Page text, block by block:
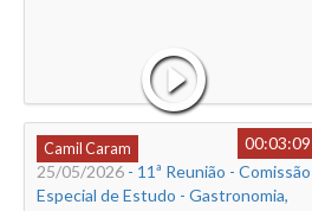
Camil Caram
00:03:09
25/05/2026 - 11ª Reunião - Comissão
Especial de Estudo - Gastronomia,